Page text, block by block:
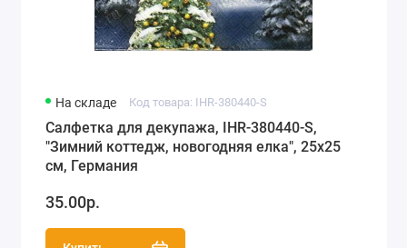
На складе Код товара: IHR-380440-S
Салфетка для декупажа, IHR-380440-S,
"Зимний коттедж, новогодняя елка", 25х25
см, Германия
35.00р.